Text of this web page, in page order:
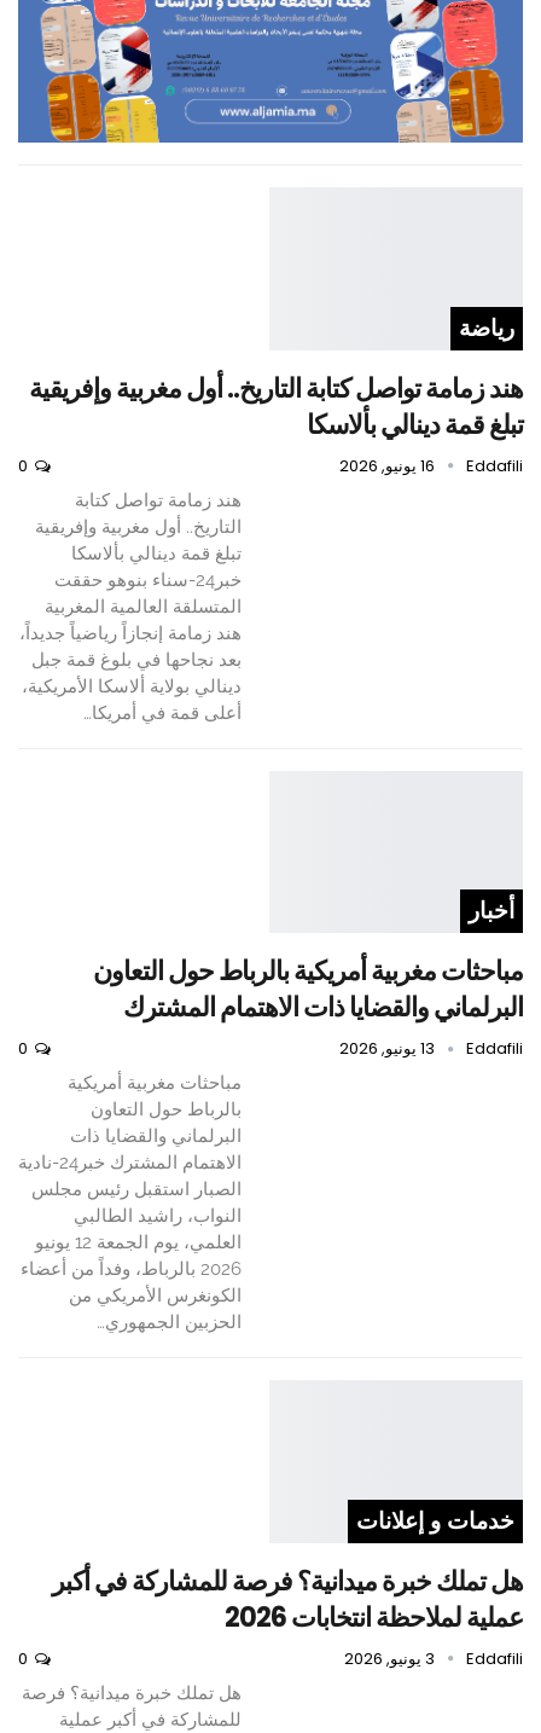
رياضة
هند زمامة تواصل كتابة التاريخ.. أول مغربية وإفريقية
تبلغ قمة دينالي بألاسكا
Eddafili 16 يونيو, 2026
هند زمامة تواصل كتابة
التاريخ.. أول مغربية وإفريقية
تبلغ قمة دينالي بألاسكا
خبر24-سناء بنوهو حققت
المتسلقة العالمية المغربية
هند زمامة إنجازاً رياضياً جديداً،
بعد نجاحها في بلوغ قمة جبل
دينالي بولاية ألاسكا الأمريكية،
أعلى قمة في أمريكا…
أخبار
مباحثات مغربية أمريكية بالرباط حول التعاون
البرلماني والقضايا ذات الاهتمام المشترك
Eddafili 13 يونيو, 2026
مباحثات مغربية أمريكية
بالرباط حول التعاون
البرلماني والقضايا ذات
الاهتمام المشترك خبر24-نادية
الصبار استقبل رئيس مجلس
النواب، راشيد الطالبي
العلمي، يوم الجمعة 12 يونيو
2026 بالرباط، وفداً من أعضاء
الكونغرس الأمريكي من
الحزبين الجمهوري…
خدمات و إعلانات
هل تملك خبرة ميدانية؟ فرصة للمشاركة في أكبر
عملية لملاحظة انتخابات 2026
Eddafili 3 يونيو, 2026
هل تملك خبرة ميدانية؟ فرصة
للمشاركة في أكبر عملية